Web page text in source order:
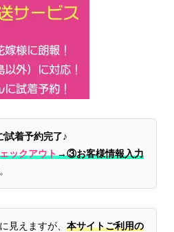
着予約完了♪
ックアウト→③お客様情報入力
見えますが、 本サイトご利用の